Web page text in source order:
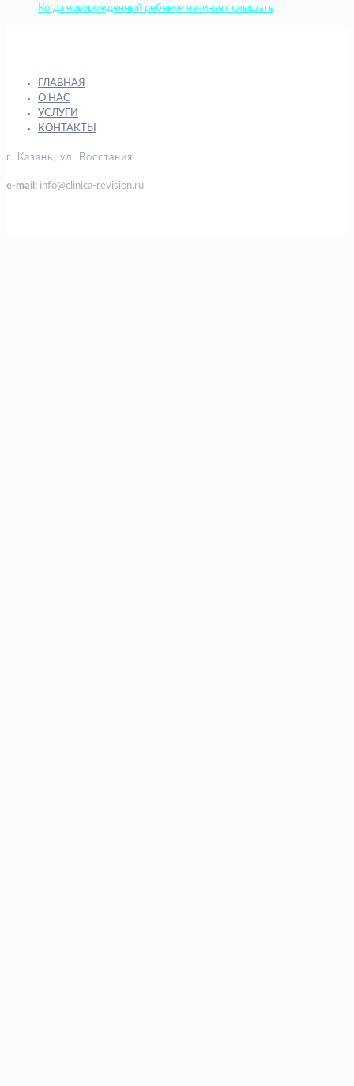
Когда новорожденный ребенок начинает слышать
ГЛАВНАЯ
О НАС
УСЛУГИ
КОНТАКТЫ
г. Казань, ул. Восстания
e-mail: info@clinica-revision.ru